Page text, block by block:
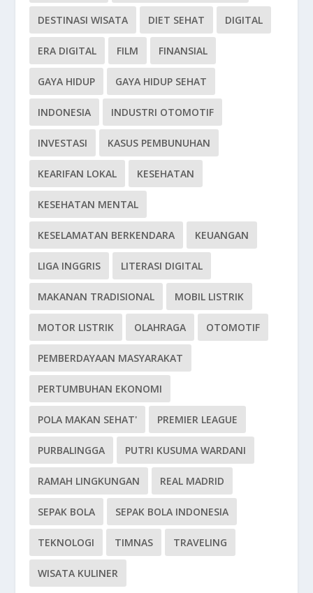
DESTINASI WISATA DIET SEHAT DIGITAL
ERA DIGITAL FILM FINANSIAL
GAYA HIDUP GAYA HIDUP SEHAT
INDONESIA INDUSTRI OTOMOTIF
INVESTASI KASUS PEMBUNUHAN
KEARIFAN LOKAL KESEHATAN
KESEHATAN MENTAL
KESELAMATAN BERKENDARA KEUANGAN
LIGA INGGRIS LITERASI DIGITAL
MAKANAN TRADISIONAL MOBIL LISTRIK
MOTOR LISTRIK OLAHRAGA OTOMOTIF
PEMBERDAYAAN MASYARAKAT
PERTUMBUHAN EKONOMI
POLA MAKAN SEHAT' PREMIER LEAGUE
PURBALINGGA PUTRI KUSUMA WARDANI
RAMAH LINGKUNGAN REAL MADRID
SEPAK BOLA SEPAK BOLA INDONESIA
TEKNOLOGI TIMNAS TRAVELING
WISATA KULINER